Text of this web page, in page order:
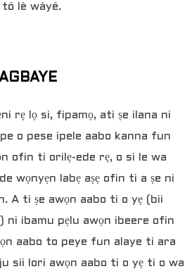
lè wáyé.
rẹ lọ si, fipamọ, ati ṣe ilana ni
o pese ipele aabo kanna fun
ofin ti orilẹ-ede rẹ, o si le wa
wọnyẹn labẹ aṣẹ ofin ti a ṣe ni
A ti ṣe awọn aabo ti o yẹ (bii
ni ibamu pẹlu awọn ibeere ofin
aabo to peye fun alaye ti ara
sii lori awọn aabo ti o yẹ ti o wa